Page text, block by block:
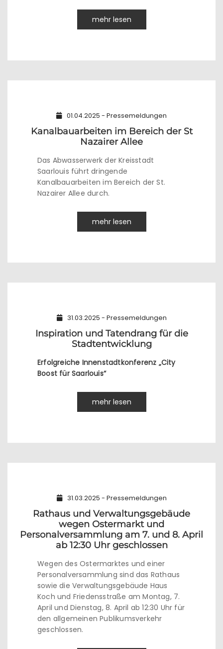
mehr lesen
01.04.2025 - Pressemeldungen
Kanalbauarbeiten im Bereich der St
Nazairer Allee
Das Abwasserwerk der Kreisstadt
Saarlouis führt dringende
Kanalbauarbeiten im Bereich der St.
Nazairer Allee durch.
mehr lesen
31.03.2025 - Pressemeldungen
Inspiration und Tatendrang für die
Stadtentwicklung
Erfolgreiche Innenstadtkonferenz „City
Boost für Saarlouis“
mehr lesen
31.03.2025 - Pressemeldungen
Rathaus und Verwaltungsgebäude
wegen Ostermarkt und
Personalversammlung am 7. und 8. April
ab 12:30 Uhr geschlossen
Wegen des Ostermarktes und einer
Personalversammlung sind das Rathaus
sowie die Verwaltungsgebäude Haus
Koch und Friedensstraße am Montag, 7.
April und Dienstag, 8. April ab 12:30 Uhr für
den allgemeinen Publikumsverkehr
geschlossen.